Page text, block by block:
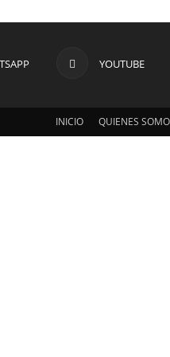
YOUTUBE
INICIO QUIENES